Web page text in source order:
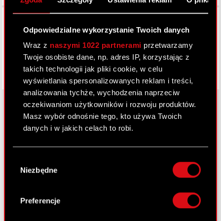
Odpowiedzialne wykorzystanie Twoich danych
Wraz z naszymi 1022 partnerami przetwarzamy
Twoje osobiste dane, np. adres IP, korzystając z
takich technologii jak pliki cookie, w celu
wyświetlania spersonalizowanych reklam i treści,
analizowania tychże, wychodzenia naprzeciw
oczekiwaniom użytkowników i rozwoju produktów.
Masz wybór odnośnie tego, kto używa Twoich
danych i w jakich celach to robi.
lokalizacji geograficznej z dokładnością nawet
Identyfikować Twoje urządzenie, aktywnie
analizując charakteryzującego je zbiory
zgody
Niezbędne
Preferencje
Facebook
O CD PROJEKT
Grupa Kapitałowa
Nasz biznes
Zrównoważony rozwój